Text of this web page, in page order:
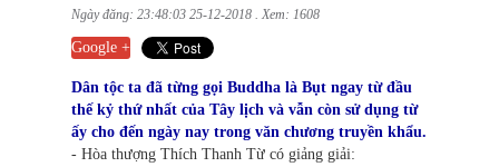
Ngày đăng: 23:48:03 25-12-2018 . Xem: 1608
Google +
Dân tộc ta đã từng gọi Buddha là Bụt ngay từ đầu
thế kỷ thứ nhất của Tây lịch và vẫn còn sử dụng từ
ấy cho đến ngày nay trong văn chương truyền khẩu.
- Hòa thượng Thích Thanh Từ có giảng giải: